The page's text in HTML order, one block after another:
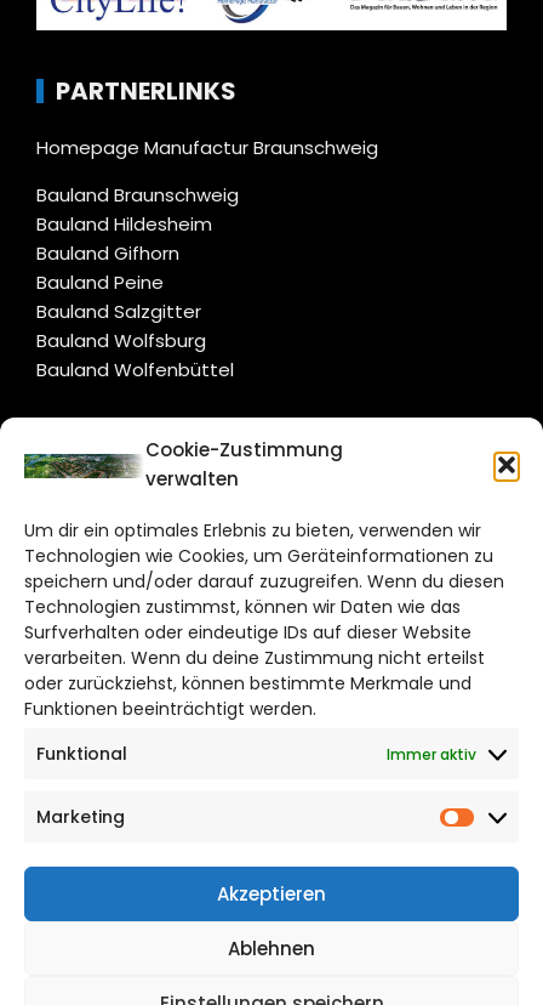
Cookie-Zustimmung
verwalten
Um dir ein optimales Erlebnis zu bieten, verwenden wir
Technologien wie Cookies, um Geräteinformationen zu
speichern und/oder darauf zuzugreifen. Wenn du diesen
Technologien zustimmst, können wir Daten wie das
Surfverhalten oder eindeutige IDs auf dieser Website
verarbeiten. Wenn du deine Zustimmung nicht erteilst
oder zurückziehst, können bestimmte Merkmale und
Funktionen beeinträchtigt werden.
Funktional
Immer aktiv
Marketing
Akzeptieren
Ablehnen
PARTNERLINKS
Homepage Manufactur Braunschweig
Bauland Braunschweig
Bauland Hildesheim
Bauland Gifhorn
Bauland Peine
Bauland Salzgitter
Bauland Wolfsburg
Bauland Wolfenbüttel
CITYLIFE!
Bruchtorwall 12
38100 Braunschweig
Telefon: 0531 387220 – 65
DAS STADTMAGAZIN FÜR
SALZGITTER
Impressum
Cookie Richtlinie
CITYLIFE! BEI FACEBOOK